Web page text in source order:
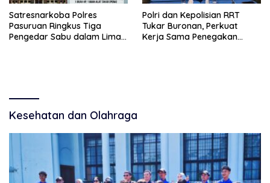
Satresnarkoba Polres
Pasuruan Ringkus Tiga
Pengedar Sabu dalam Lima
Polri dan Kepolisian RRT
Tukar Buronan, Perkuat
Kerja Sama Penegakan
Kesehatan dan Olahraga